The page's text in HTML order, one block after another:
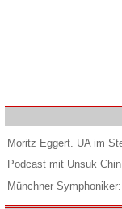
Moritz Eggert. UA im
Podcast mit Unsuk
Münchner